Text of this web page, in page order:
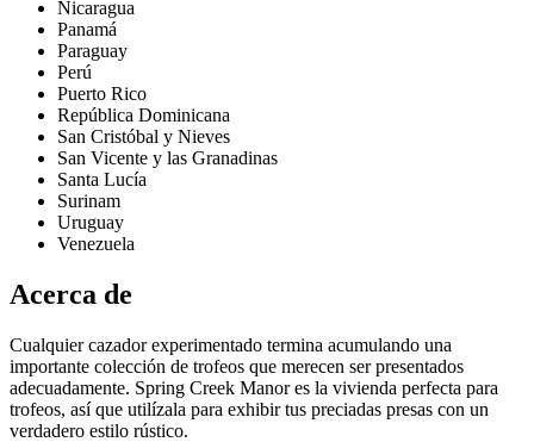
Nicaragua
Panamá
Paraguay
Perú
Puerto Rico
República Dominicana
San Cristóbal y Nieves
San Vicente y las Granadinas
Santa Lucía
Surinam
Uruguay
Venezuela
Acerca de
Cualquier cazador experimentado termina acumulando una
importante colección de trofeos que merecen ser presentados
adecuadamente. Spring Creek Manor es la vivienda perfecta para
trofeos, así que utilízala para exhibir tus preciadas presas con un
verdadero estilo rústico.